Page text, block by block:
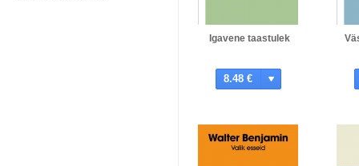
Igavene taastulek
8.48 €